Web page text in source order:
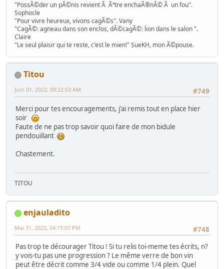
"PossÃ©der un pÃ©nis revient Ã Ãªtre enchaÃ®nÃ© Ã un fou".
Sophocle
"Pour vivre heureux, vivons cagÃ©s". Vany
"CagÃ©: agneau dans son enclos, dÃ©cagÃ©: lion dans le salon ".
Claire
"Le seul plaisir qui te reste, c'est le mien!" SueKH, mon Ã©pouse.
Titou
#749
Juin 01, 2022, 09:22:53 AM
Merci pour tes encouragements, j'ai remis tout en place hier
soir
Faute de ne pas trop savoir quoi faire de mon bidule
pendouillant
Chastement.
TITOU
enjauladito
#748
Mai 31, 2022, 04:15:07 PM
Pas trop te décourager Titou ! Si tu relis toi-meme tes écrits, n?
y vois-tu pas une progression ? Le même verre de bon vin
peut être décrit comme 3/4 vide ou comme 1/4 plein. Quel